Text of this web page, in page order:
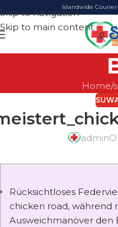
Skip to navigation
Skip to main content
Islandwide
Home
admin
Rücksichtloses
chicken road, während
Ausweichmanöver den